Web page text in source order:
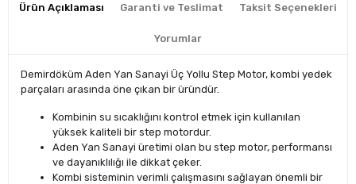
Ürün Açıklaması Garanti ve Teslimat Taksit Seçenekleri
Yorumlar
Demirdöküm Aden Yan Sanayi Üç Yollu Step Motor, kombi yedek
parçaları arasında öne çıkan bir üründür.
Kombinin su sıcaklığını kontrol etmek için kullanılan
yüksek kaliteli bir step motordur.
Aden Yan Sanayi üretimi olan bu step motor, performansı
ve dayanıklılığı ile dikkat çeker.
Kombi sisteminin verimli çalışmasını sağlayan önemli bir